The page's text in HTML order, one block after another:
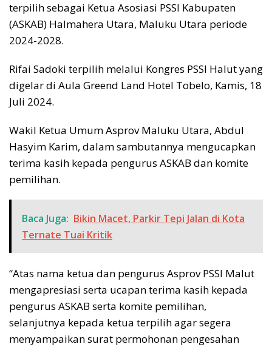
terpilih sebagai Ketua Asosiasi PSSI Kabupaten
(ASKAB) Halmahera Utara, Maluku Utara periode
2024-2028.
Rifai Sadoki terpilih melalui Kongres PSSI Halut yang
digelar di Aula Greend Land Hotel Tobelo, Kamis, 18
Juli 2024.
Wakil Ketua Umum Asprov Maluku Utara, Abdul
Hasyim Karim, dalam sambutannya mengucapkan
terima kasih kepada pengurus ASKAB dan komite
pemilihan.
Baca Juga: Bikin Macet, Parkir Tepi Jalan di Kota
Ternate Tuai Kritik
“Atas nama ketua dan pengurus Asprov PSSI Malut
mengapresiasi serta ucapan terima kasih kepada
pengurus ASKAB serta komite pemilihan,
selanjutnya kepada ketua terpilih agar segera
menyampaikan surat permohonan pengesahan